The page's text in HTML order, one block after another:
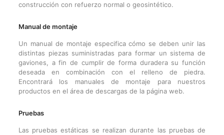
construcción con refuerzo normal o geosintético.
Manual de montaje
Un manual de montaje especifica cómo se deben unir las
distintas piezas suministradas para formar un sistema de
gaviones, a fin de cumplir de forma duradera su función
deseada en combinación con el relleno de piedra.
Encontrará los manuales de montaje para nuestros
productos en el área de descargas de la página web.
Pruebas
Las pruebas estáticas se realizan durante las pruebas de